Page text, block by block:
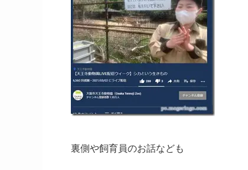
裏側や飼育員のお話なども